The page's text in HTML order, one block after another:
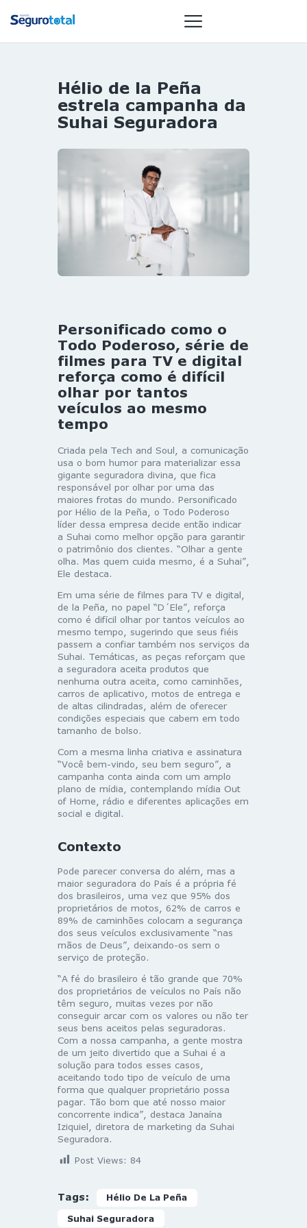
NOTÍCIAS
REVISTA
OURO
ST SUMMIT
MULHERES
GESTORAS
HOMEST
HOME
Hélio de la Peña
estrela campanha da
Suhai Seguradora
Personificado como o
Todo Poderoso, série de
filmes para TV e digital
reforça como é difícil
olhar por tantos
veículos ao mesmo
tempo
Criada pela Tech and Soul, a comunicação
usa o bom humor para materializar essa
gigante seguradora divina, que fica
responsável por olhar por uma das
maiores frotas do mundo. Personificado
por Hélio de la Peña, o Todo Poderoso
líder dessa empresa decide então indicar
a Suhai como melhor opção para garantir
o patrimônio dos clientes. “Olhar a gente
olha. Mas quem cuida mesmo, é a Suhai”,
Ele destaca.
Em uma série de filmes para TV e digital,
de la Peña, no papel “D´Ele”, reforça
como é difícil olhar por tantos veículos ao
mesmo tempo, sugerindo que seus fiéis
passem a confiar também nos serviços da
Suhai. Temáticas, as peças reforçam que
a seguradora aceita produtos que
nenhuma outra aceita, como caminhões,
carros de aplicativo, motos de entrega e
de altas cilindradas, além de oferecer
condições especiais que cabem em todo
tamanho de bolso.
Com a mesma linha criativa e assinatura
“Você bem-vindo, seu bem seguro”, a
campanha conta ainda com um amplo
plano de mídia, contemplando mídia Out
of Home, rádio e diferentes aplicações em
social e digital.
Contexto
Pode parecer conversa do além, mas a
maior seguradora do País é a própria fé
dos brasileiros, uma vez que 95% dos
proprietários de motos, 62% de carros e
89% de caminhões colocam a segurança
dos seus veículos exclusivamente “nas
mãos de Deus”, deixando-os sem o
serviço de proteção.
“A fé do brasileiro é tão grande que 70%
dos proprietários de veículos no País não
têm seguro, muitas vezes por não
conseguir arcar com os valores ou não ter
seus bens aceitos pelas seguradoras.
Com a nossa campanha, a gente mostra
de um jeito divertido que a Suhai é a
solução para todos esses casos,
aceitando todo tipo de veículo de uma
forma que qualquer proprietário possa
pagar. Tão bom que até nosso maior
concorrente indica”, destaca Janaína
Iziquiel, diretora de marketing da Suhai
Seguradora.
Post Views: 84
Tags: Hélio De La Peña
Suhai Seguradora